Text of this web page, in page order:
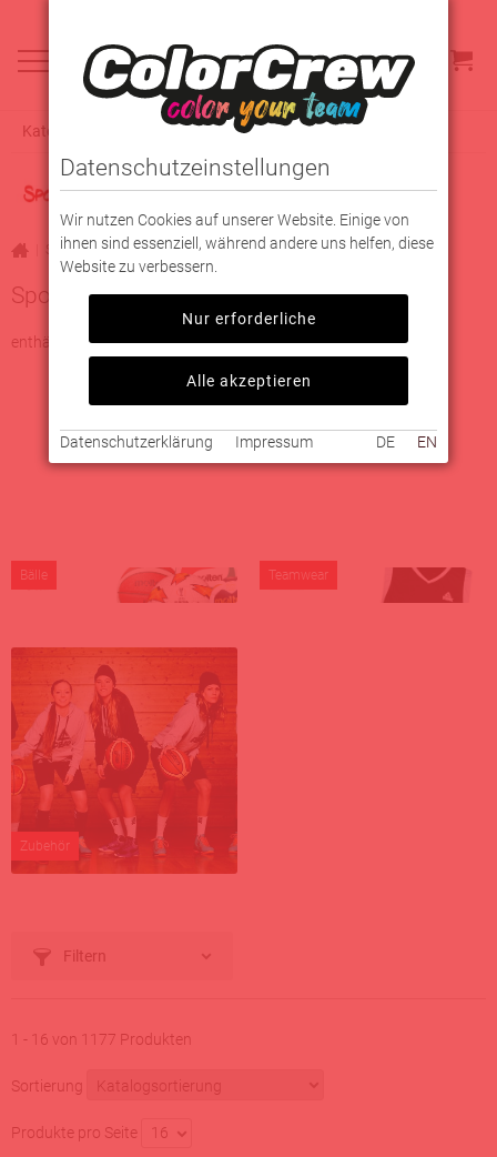
Kategorieauswahl
Sport
Sport
enthält 3 Kategorien
Bälle Teamwear
Zubehör
Filtern
1 - 16 von 1177 Produkten
Sortierung
Produkte pro Seite 16
Datenschutzeinstellungen
Wir nutzen Cookies auf unserer Website. Einige von
ihnen sind essenziell, während andere uns helfen, diese
Website zu verbessern.
Nur erforderliche
Alle akzeptieren
Datenschutzerklärung Impressum DE EN